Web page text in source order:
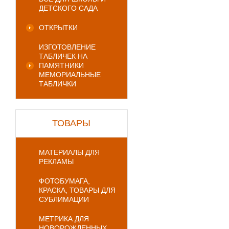
ДЕТСКОГО САДА
ОТКРЫТКИ
ИЗГОТОВЛЕНИЕ
ТАБЛИЧЕК НА
ПАМЯТНИКИ
МЕМОРИАЛЬНЫЕ
ТАБЛИЧКИ
ТОВАРЫ
МАТЕРИАЛЫ ДЛЯ
РЕКЛАМЫ
ФОТОБУМАГА,
КРАСКА, ТОВАРЫ ДЛЯ
СУБЛИМАЦИИ
МЕТРИКА ДЛЯ